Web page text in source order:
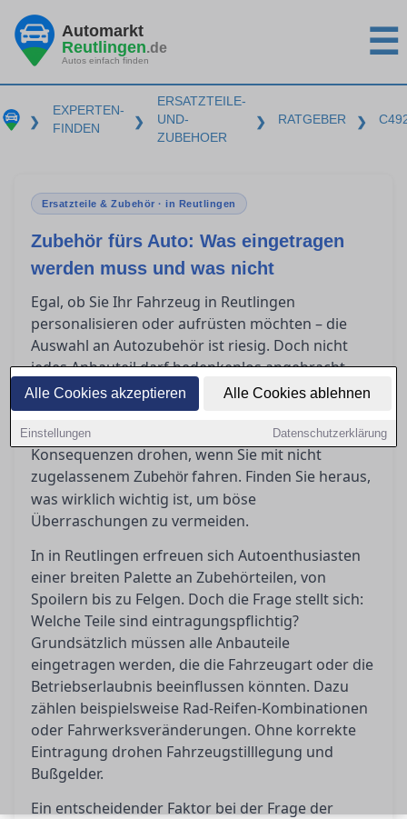
Alle Cookies akzeptieren Alle Cookies ablehnen
Einstellungen Datenschutzerklärung
Automarkt
Reutlingen.de
Autos einfach finden ☰
❯
EXPERTEN-
FINDEN
❯
ERSATZTEILE-
UND-
ZUBEHOER
❯ RATGEBER ❯
Ersatzteile & Zubehör · in Reutlingen
Zubehör fürs Auto: Was eingetragen
werden muss und was nicht
Egal, ob Sie Ihr Fahrzeug in Reutlingen
personalisieren oder aufrüsten möchten – die
Auswahl an Autozubehör ist riesig. Doch nicht
jedes Anbauteil darf bedenkenlos angebracht
werden. In diesem Ratgeber klären wir, welche
Zubehörteile eingetragen werden müssen, was
ABE und Teilegutachten bedeuten und welche
Konsequenzen drohen, wenn Sie mit nicht
zugelassenem Zubehör fahren. Finden Sie heraus,
was wirklich wichtig ist, um böse
Überraschungen zu vermeiden.
In in Reutlingen erfreuen sich Autoenthusiasten
einer breiten Palette an Zubehörteilen, von
Spoilern bis zu Felgen. Doch die Frage stellt sich:
Welche Teile sind eintragungspflichtig?
Grundsätzlich müssen alle Anbauteile
eingetragen werden, die die Fahrzeugart oder die
Betriebserlaubnis beeinflussen könnten. Dazu
zählen beispielsweise Rad-Reifen-Kombinationen
oder Fahrwerksveränderungen. Ohne korrekte
Eintragung drohen Fahrzeugstilllegung und
Bußgelder.
Ein entscheidender Faktor bei der Frage der